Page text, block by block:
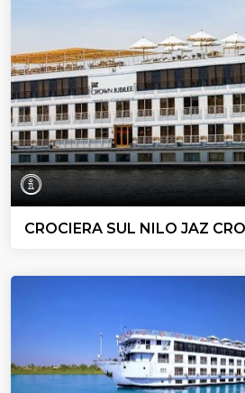
CROCIERA SUL NILO JAZ